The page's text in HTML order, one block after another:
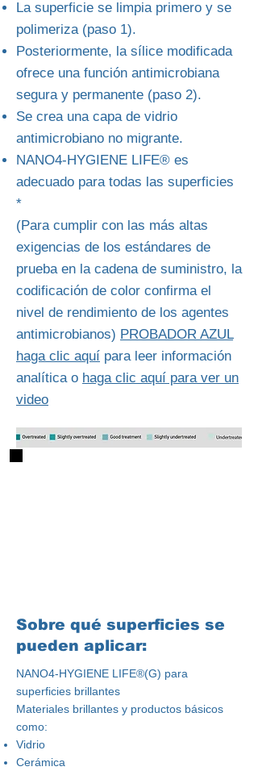
La superficie se limpia primero y se
polimeriza (paso 1).
Posteriormente, la sílice modificada
ofrece una función antimicrobiana
segura y permanente (paso 2).
Se crea una capa de vidrio
antimicrobiano no migrante.
NANO4-HYGIENE LIFE® es
adecuado para todas las superficies
*
(Para cumplir con las más altas
exigencias de los estándares de
prueba en la cadena de suministro, la
codificación de color confirma el
nivel de rendimiento de los agentes
antimicrobianos) PROBADOR AZUL
haga clic aquí para leer información
analítica o haga clic aquí para ver un
video
Sobre qué superficies se
pueden aplicar:
NANO4-HYGIENE LIFE®(G) para
superficies brillantes
Materiales brillantes y productos básicos
como:
Vidrio
Cerámica